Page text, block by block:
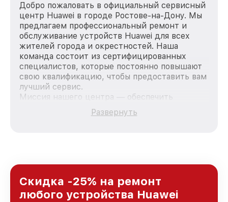
Добро пожаловать в официальный сервисный
центр Huawei в городе Ростове-на-Дону. Мы
предлагаем профессиональный ремонт и
обслуживание устройств Huawei для всех
жителей города и окрестностей. Наша
команда состоит из сертифицированных
специалистов, которые постоянно повышают
свою квалификацию, чтобы предоставить вам
лучший сервис.
Миссия нашего центра — обеспечить
качественный и доступный ремонт для
каждого пользователя продукции Huawei, вне
Ростове-на-Дону, постоянно повышая уровень
доверия и лояльности наших клиентов.
Развернуть
Скидка -25% на ремонт
любого устройства Huawei